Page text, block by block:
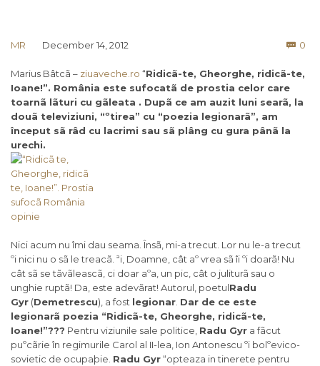
MR December 14, 2012  0
Marius Bâtcã – ziuaveche.ro “Ridicã-te, Gheorghe, ridicã-te,
Ioane!”. România este sufocatã de prostia celor care
toarnã lãturi cu gãleata . Dupã ce am auzit luni searã, la
douã televiziuni, “ºtirea” cu “poezia legionarã”, am
început sã râd cu lacrimi sau sã plâng cu gura pânã la
urechi.
Nici acum nu îmi dau seama. Însã, mi-a trecut. Lor nu le-a trecut
ºi nici nu o sã le treacã. ªi, Doamne, cât aº vrea sã îi ºi doarã! Nu
cât sã se tãvãleascã, ci doar aºa, un pic, cât o juliturã sau o
unghie ruptã! Da, este adevãrat! Autorul, poetulRadu
Gyr (Demetrescu), a fost legionar Dar de ce este
legionarã poezia “Ridicã-te, Gheorghe, ridicã-te,
Ioane!”??? Pentru viziunile sale politice, Radu Gyr a fãcut
puºcãrie în regimurile Carol al II-lea, Ion Antonescu ºi bolºevico-
sovietic de ocupaþie. Radu Gyr“opteaza in tinerete pentru